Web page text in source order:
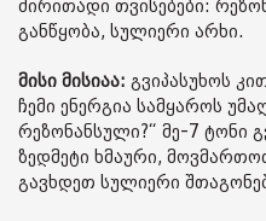
ძირითადი თვისებები:
განწყობა, სულიერი არხი.
მისი მისიაა: გვიპასუხოს
ჩემი ენერგია სამყაროს
რეზონანსული?“ მე-7 ტონი
ზედმეტი ხმაური,
გავხდეთ სულიერი